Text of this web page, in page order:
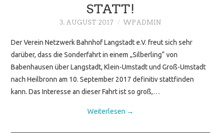
STATT!
3. AUGUST 2017 WPADMIN
Der Verein Netzwerk Bahnhof Langstadt e.V. freut sich sehr
darüber, dass die Sonderfahrt in einem „Silberling“ von
Babenhausen über Langstadt, Klein-Umstadt und Groß-Umstadt
nach Heilbronn am 10. September 2017 definitiv stattfinden
kann. Das Interesse an dieser Fahrt ist so groß,…
Weiterlesen →